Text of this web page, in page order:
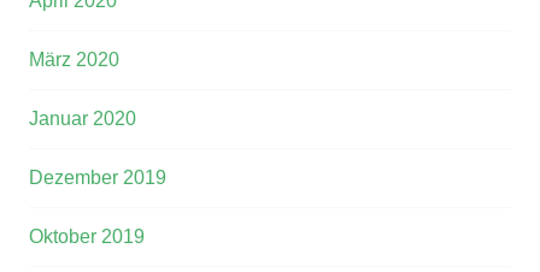
März 2020
Januar 2020
Dezember 2019
Oktober 2019